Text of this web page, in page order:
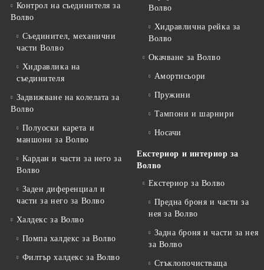
Контрол на съединителя за
Волво
Съединител, механични
части Волво
Хидравлика на
съединителя
Задвижване на колелата за
Волво
Полуоски карета и
маншони за Волво
Кардан и части за него за
Волво
Заден диференциал и
части за него за Волво
Халдекс за Волво
Помпа халдекс за Волво
Филтър халдекс за Волво
Волво
Хидравлична рейка за
Волво
Окачване за Волво
Амортисьори
Пружини
Тампони и шарнири
Носачи
Екстериор и интериор за
Волво
Екстериор за Волво
Предна броня и части за
нея за Волво
Задна броня и части за нея
за Волво
Стъклопочистваща